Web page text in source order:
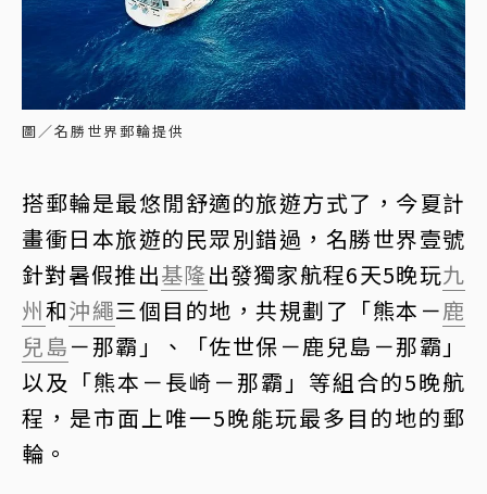
圖／名勝世界郵輪提供
搭郵輪是最悠閒舒適的旅遊方式了，今夏計
畫衝日本旅遊的民眾別錯過，名勝世界壹號
針對暑假推出基隆出發獨家航程6天5晚玩九
州和沖繩三個目的地，共規劃了「熊本－鹿
兒島－那霸」、「佐世保－鹿兒島－那霸」
以及「熊本－長崎－那霸」等組合的5晚航
程，是市面上唯一5晚能玩最多目的地的郵
輪。